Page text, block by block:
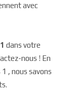
avec
dans votre
nous ! En
, nous savons